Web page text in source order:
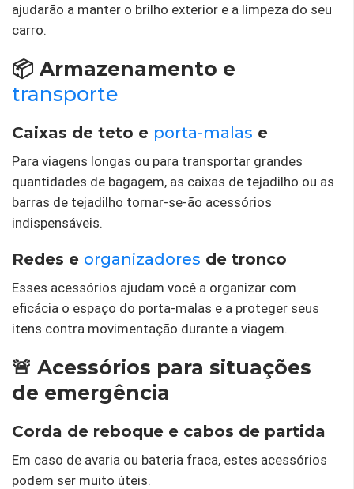
ajudarão a manter o brilho exterior e a limpeza do seu
carro.
📦 Armazenamento e
transporte
Caixas de teto e porta-malas e
Para viagens longas ou para transportar grandes
quantidades de bagagem, as caixas de tejadilho ou as
barras de tejadilho tornar-se-ão acessórios
indispensáveis.
Redes e organizadores de tronco
Esses acessórios ajudam você a organizar com
eficácia o espaço do porta-malas e a proteger seus
itens contra movimentação durante a viagem.
🚨 Acessórios para situações
de emergência
Corda de reboque e cabos de partida
Em caso de avaria ou bateria fraca, estes acessórios
podem ser muito úteis.